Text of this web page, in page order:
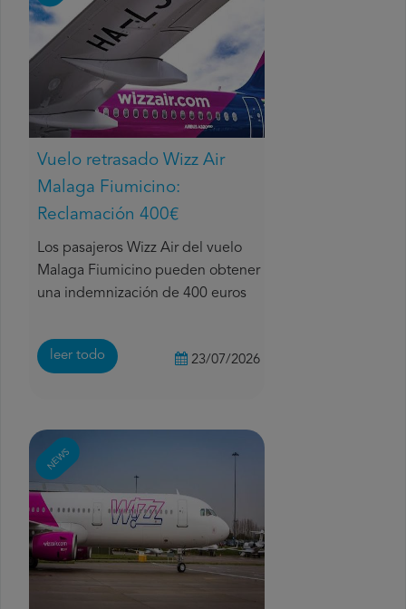
Vuelo retrasado Wizz Air
Malaga Fiumicino:
Reclamación 400€
Los pasajeros Wizz Air del vuelo
Malaga Fiumicino pueden obtener
una indemnización de 400 euros
leer todo 23/07/2026
NEWS